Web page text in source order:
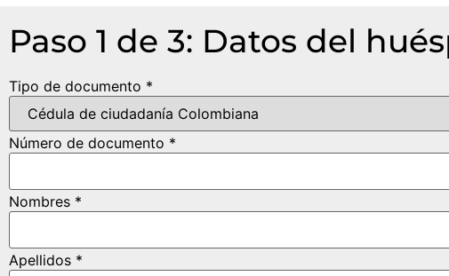
Paso 1 de 3: Datos del
Tipo de documento *
Número de documento *
Nombres *
Apellidos *